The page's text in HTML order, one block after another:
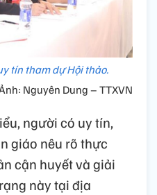
tín tham dự Hội thảo.
Nguyên Dung – TTXVN
người có uy tín,
giáo nêu rõ thực
cận huyết và giải
này tại địa